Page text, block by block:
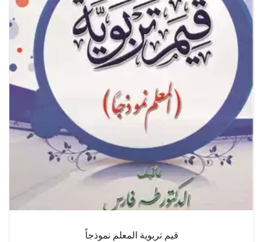
قيم تربوية المعلم نموذجاً